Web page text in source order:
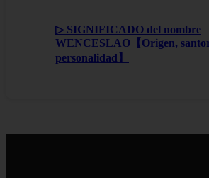
▷ SIGNIFICADO del nombre
WENCESLAO【Origen,
personalidad】